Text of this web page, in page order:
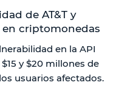
de AT&T y
criptomonedas
en la API
y $20 millones de
usuarios afectados.